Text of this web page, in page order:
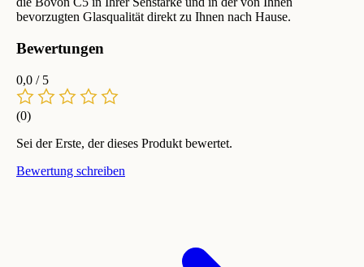
bevorzugten Glasqualität direkt zu Ihnen nach Hause.
Bewertungen
0,0 / 5
(0)
Sei der Erste, der dieses Produkt bewertet.
Bewertung schreiben